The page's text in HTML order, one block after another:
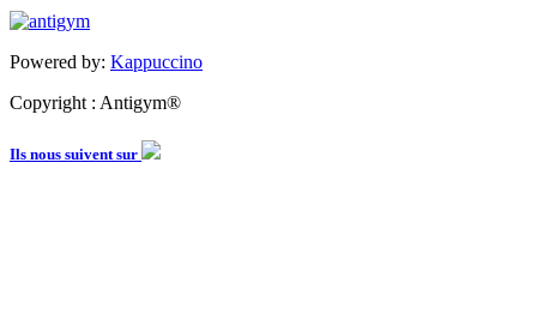
Powered by: Kappuccino
Copyright : Antigym®
Ils nous suivent sur